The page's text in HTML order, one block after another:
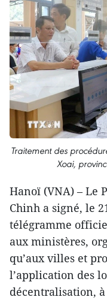
Traitement des
Xoai,
Hanoï (VNA) – Le
Chinh a signé, le
télégramme
aux ministères,
qu’aux villes et
l’application des
décentralisation,